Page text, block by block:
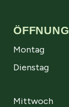
Montag
Dienstag
Mittwoch